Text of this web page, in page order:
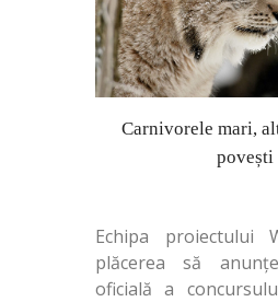
Carnivorele mari,
povești
Echipa proiectului
plăcerea să
oficială a